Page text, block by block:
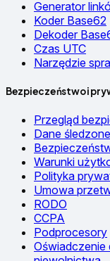
Generator
Koder Base62
Dekoder
Czas UTC
Narzędzie
Bezpieczeństwo i
Przegląd
Dane
Warunki
Polityka
Umowa
RODO
CCPA
Podprocesory
Oświadczenie